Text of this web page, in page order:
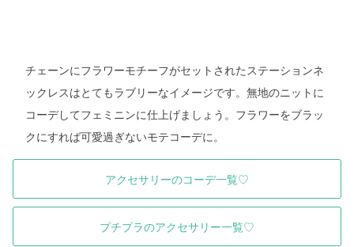
チェーンにフラワーモチーフがセットされたステーションネ
ックレスはとてもラブリーなイメージです。無地のニットに
コーデしてフェミニンに仕上げましょう。フラワーをブラッ
クにすれば可愛過ぎないモテコーデに。
アクセサリーのコーデ一覧♡
プチプラのアクセサリー一覧♡